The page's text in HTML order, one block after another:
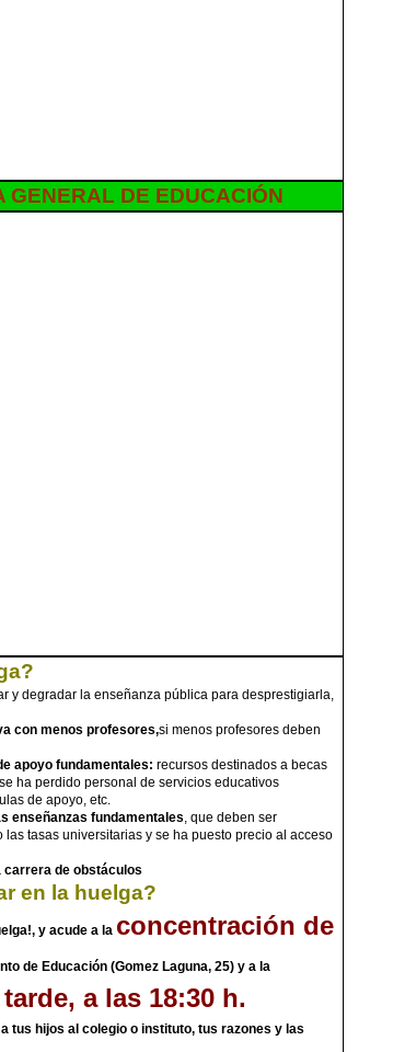
GENERAL DE EDUCACIÓN
y degradar la enseñanza pública para desprestigiarla,
con menos profesores,si menos profesores deben
apoyo fundamentales: recursos destinados a becas
ha perdido personal de servicios educativos
de apoyo, etc.
enseñanzas fundamentales, que deben ser
tasas universitarias y se ha puesto precio al acceso
carrera de obstáculos
en la huelga?
y acude a la concentración de
de Educación (Gomez Laguna, 25) y a la
a las 18:30 h.
tus hijos al colegio o instituto, tus razones y las